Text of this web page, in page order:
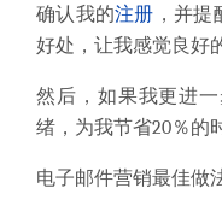
确认我的注册 ，并
好处，让我感觉良好
然后，如果我更进
绪，为我节省20％的
电子邮件营销最佳做